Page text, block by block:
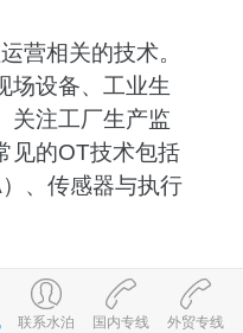
营相关的技术。
场设备、工业生
关注工厂生产监
见的OT技术包括
、传感器与执行
联系和相互依
务可以为OT提供
号
联系水泊 国内专线 外贸专线